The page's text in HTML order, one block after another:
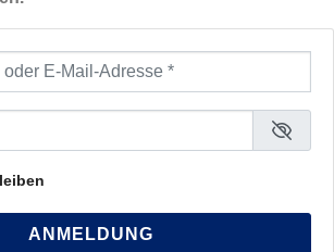
E-Mail-Adresse
ANMELDUNG